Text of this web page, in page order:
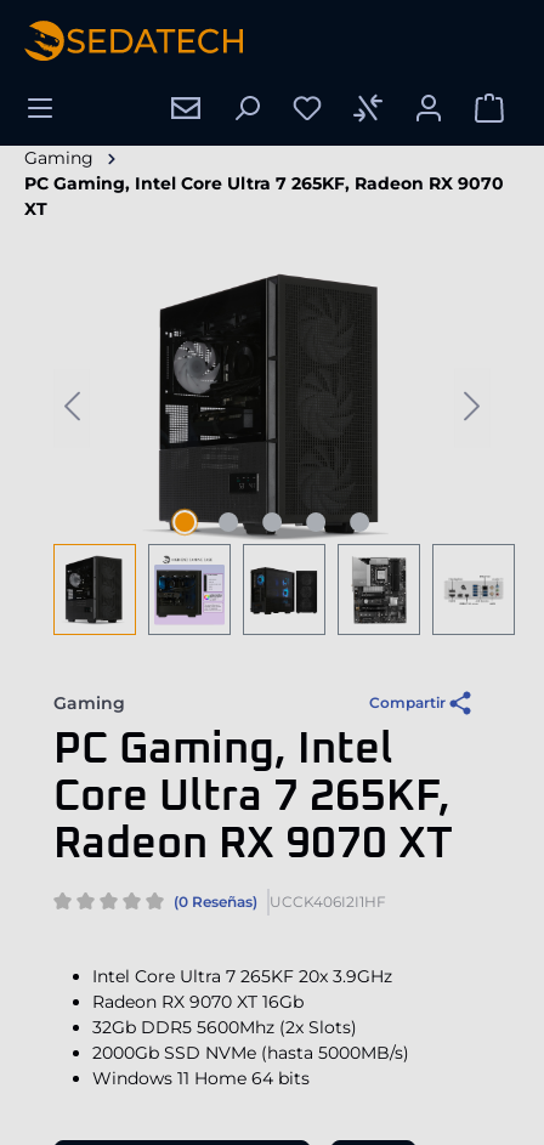
principal
Gaming
PC Gaming, Intel Core Ultra 7 265KF, Radeon RX 9070
XT
Omitir galería de imágenes
Gaming Compartir
PC Gaming, Intel
Core Ultra 7 265KF,
Radeon RX 9070 XT
(0 Reseñas) UCCK406I2I1HF
Intel Core Ultra 7 265KF 20x 3.9GHz
Radeon RX 9070 XT 16Gb
32Gb DDR5 5600Mhz (2x Slots)
2000Gb SSD NVMe (hasta 5000MB/s)
Windows 11 Home 64 bits